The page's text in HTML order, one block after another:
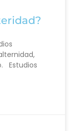
Estudios